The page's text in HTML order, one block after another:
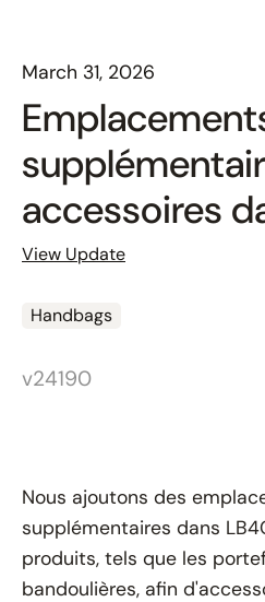
March 31, 2026
accessoires
View Update
Handbags
v24190
Nous ajoutons des
supplémentaires dans
produits, tels que les
bandoulières, afin